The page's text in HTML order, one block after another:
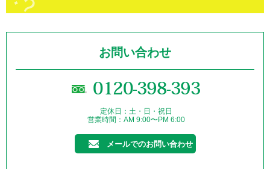
お問い合わせ
0120-398-393
定休日：土・日・祝日
営業時間：AM 9:00〜PM 6:00
メールでのお問い合わせ